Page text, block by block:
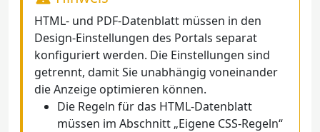
HTML- und PDF-Datenblatt müssen in den
Design-Einstellungen des Portals separat
konfiguriert werden. Die Einstellungen sind
getrennt, damit Sie unabhängig voneinander
die Anzeige optimieren können.
Die Regeln für das HTML-Datenblatt
müssen im Abschnitt „Eigene CSS-Regeln“